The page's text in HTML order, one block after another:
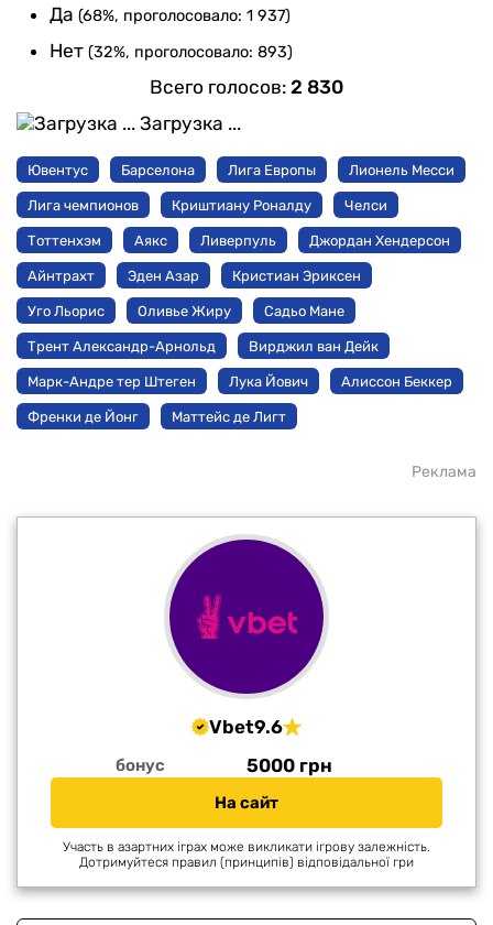
Да (68%, проголосовало: 1 937)
Нет (32%, проголосовало: 893)
Всего голосов: 2 830
Загрузка ...
Ювентус Барселона Лига Европы Лионель Месси
Лига чемпионов Криштиану Роналду Челси
Тоттенхэм Аякс Ливерпуль Джордан Хендерсон
Айнтрахт Эден Азар Кристиан Эриксен
Уго Льорис Оливье Жиру Садьо Мане
Трент Александр-Арнольд Вирджил ван Дейк
Марк-Андре тер Штеген Лука Йович Алиссон Беккер
Френки де Йонг Маттейс де Лигт
Реклама
Vbet9.6
бонус 5000 грн
На сайт
Участь в азартних іграх може викликати ігрову залежність.
Дотримуйтеся правил (принципів) відповідальної гри